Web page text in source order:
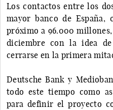
Los contactos entre los
mayor banco de España,
próximo a 96.000
diciembre con la idea
cerrarse en la primera
Deutsche Bank y
todo este tiempo como
para definir el proyecto